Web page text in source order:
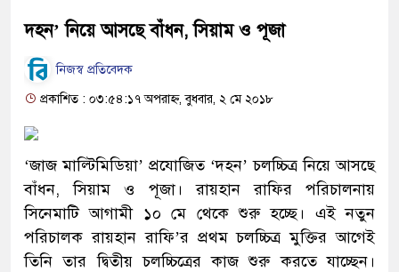
দহন’ নিয়ে আসছে বাঁধন, সিয়াম ও পূজা
নিজস্ব প্রতিবেদক
প্রকাশিত : ০৩:৫৪:১৭ অপরাহ্ন, বুধবার, ২ মে ২০১৮
‘জাজ মাল্টিমিডিয়া’ প্রযোজিত ‘দহন’ চলচ্চিত্র নিয়ে আসছে
বাঁধন, সিয়াম ও পূজা। রায়হান রাফির পরিচালনায়
সিনেমাটি আগামী ১০ মে থেকে শুরু হচ্ছে। এই নতুন
পরিচালক রায়হান রাফি’র প্রথম চলচ্চিত্র মুক্তির আগেই
তিনি তার দ্বিতীয় চলচ্চিত্রের কাজ শুরু করতে যাচ্ছেন।